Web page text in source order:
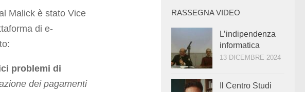
Malick è stato Vice
di e-
problemi di
dei pagamenti
RASSEGNA VIDEO
L’indipendenza
informatica
13 DICEMBRE 2024
Il Centro Studi